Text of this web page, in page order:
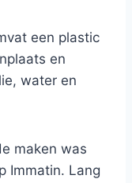
een plastic
en
water en
maken was
Immatin. Lang